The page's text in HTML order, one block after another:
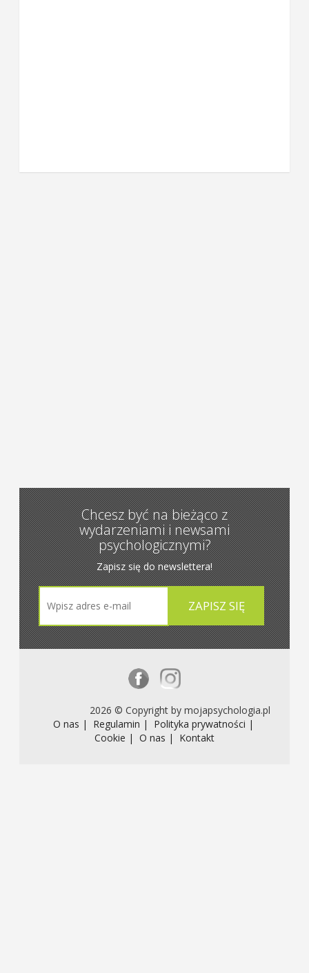
Chcesz być na bieżąco z
wydarzeniami i newsami
psychologicznymi?
Zapisz się do newslettera!
2026 © Copyright by mojapsychologia.pl
O nas |
Regulamin |
Polityka prywatności |
Cookie | O nas | Kontakt